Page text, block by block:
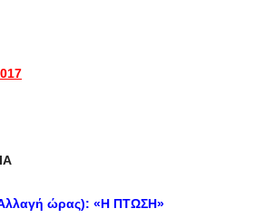
ώρας): «Η ΠΤΩΣΗ»